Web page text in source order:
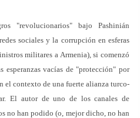
"revolucionarios" bajo Pashinián
sociales y la corrupción en esferas
militares a Armenia), si comenzó
esperanzas vacías de "protección" por
el contexto de una fuerte alianza turco-
El autor de uno de los canales de
no han podido (o, mejor dicho, no han